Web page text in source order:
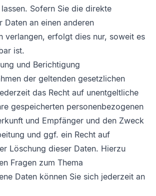
Sofern Sie die direkte
Daten an einen anderen
verlangen, erfolgt dies nur, soweit es
ist.
und Berichtigung
der geltenden gesetzlichen
das Recht auf unentgeltliche
gespeicherten personenbezogenen
und Empfänger und den Zweck
und ggf. ein Recht auf
Löschung dieser Daten. Hierzu
Fragen zum Thema
Daten können Sie sich jederzeit an